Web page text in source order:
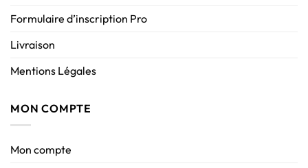
Formulaire d’inscription Pro
Livraison
Mentions Légales
MON COMPTE
Mon compte